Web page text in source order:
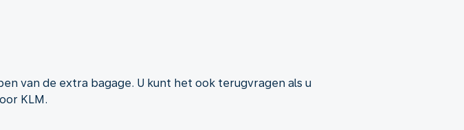
van de extra bagage. U kunt het ook terugvragen als u
KLM.